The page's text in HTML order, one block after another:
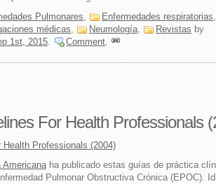
Pulmonares, Enfermedades respiratorias,
médicas, Neumología, Revistas by
1st, 2015. Comment.
For Health Professionals
Professionals (2004)
Americanaha publicado estas guías de práctica
Pulmonar Obstructiva Crónica (EPOC).